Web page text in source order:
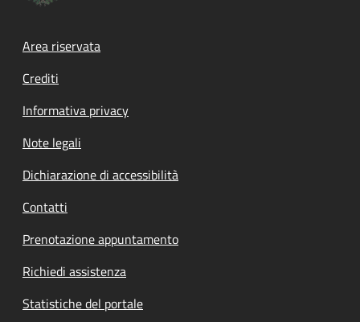
Footer menu
Area riservata
Crediti
Informativa privacy
Note legali
Dichiarazione di accessibilità
Contatti
Prenotazione appuntamento
Richiedi assistenza
Statistiche del portale